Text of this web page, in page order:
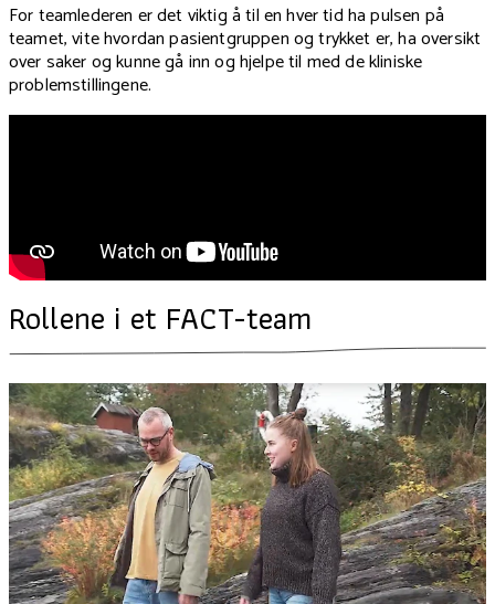
For teamlederen er det viktig å til en hver tid ha pulsen på
teamet, vite hvordan pasientgruppen og trykket er, ha oversikt
over saker og kunne gå inn og hjelpe til med de kliniske
problemstillingene.
Rollene i et FACT-team